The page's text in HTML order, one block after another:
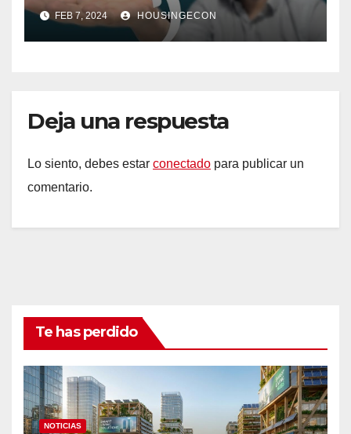
FEB 7, 2024 HOUSINGECON
Deja una respuesta
Lo siento, debes estar conectado para publicar un
comentario.
Te has perdido
NOTICIAS